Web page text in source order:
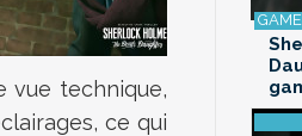
vue technique,
ce qui